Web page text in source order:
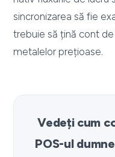
sincronizarea să fie
trebuie să țină cont
metalelor prețioase.
Vedeți cum
POS-ul